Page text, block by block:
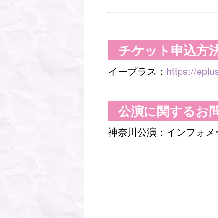
チケット申込方
イープラス： https://
公演に関するお
神奈川公演：インフォ